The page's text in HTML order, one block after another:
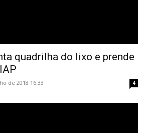
quadrilha do lixo e prende
de 2018 16:33 4